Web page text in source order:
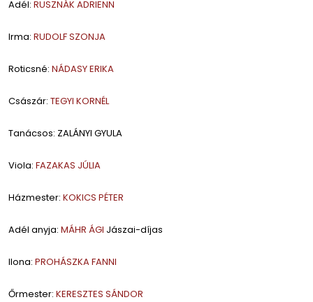
Adél: RUSZNÁK ADRIENN
Irma: RUDOLF SZONJA
Roticsné: NÁDASY ERIKA
Császár: TEGYI KORNÉL
Tanácsos: ZALÁNYI GYULA
Viola: FAZAKAS JÚLIA
Házmester: KOKICS PÉTER
Adél anyja: MÁHR ÁGI Jászai-díjas
Ilona: PROHÁSZKA FANNI
Őrmester: KERESZTES SÁNDOR